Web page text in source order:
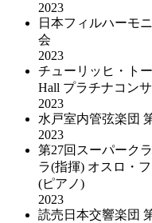
2023
日本フィルハーモ
会
2023
チューリッヒ・ト
Hall プラチナコン
2023
水戸室内管弦楽団
2023
第27回スーパーク
ラ(指揮) オスロ・
(ピアノ)
2023
読売日本交響楽団